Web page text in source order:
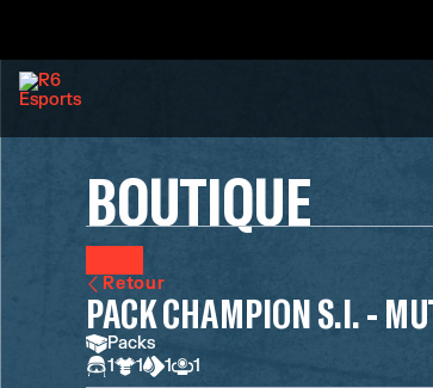
BOUTIQUE
Retour
PACK CHAMPION S.I. -
Packs
1
1 1
1